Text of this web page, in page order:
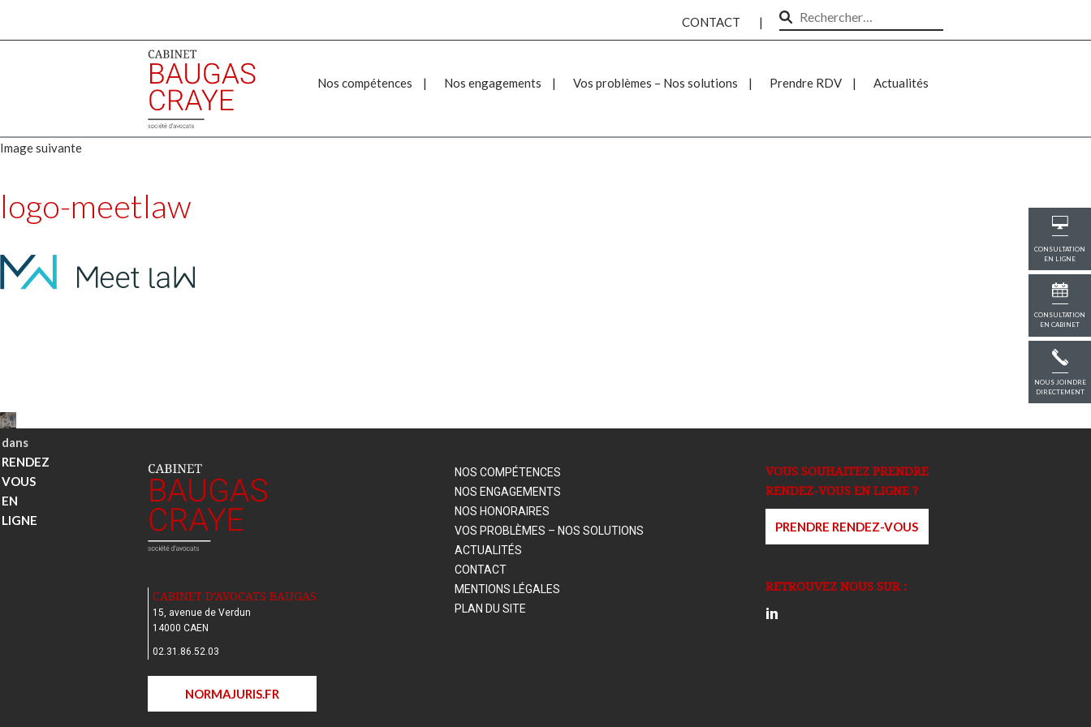
CONTACT |
Rechercher :
Nos compétences Nos engagements Vos problèmes – Nos solutions Prendre RDV Actualités
CONSULTATION
EN LIGNE
CONSULTATION
EN CABINET
NOUS JOINDRE
DIRECTEMENT
Image suivante
logo-meetlaw
Navigation
de
l’article
Publié
dans
RENDEZ
VOUS
EN
LIGNE
CABINET D'AVOCATS BAUGAS
15, avenue de Verdun
14000 CAEN
02.31.86.52.03
NORMAJURIS.FR
NOS COMPÉTENCES
NOS ENGAGEMENTS
NOS HONORAIRES
VOS PROBLÈMES – NOS SOLUTIONS
ACTUALITÉS
CONTACT
MENTIONS LÉGALES
PLAN DU SITE
VOUS SOUHAITEZ PRENDRE
RENDEZ-VOUS EN LIGNE ?
PRENDRE RENDEZ-VOUS
RETROUVEZ NOUS SUR :